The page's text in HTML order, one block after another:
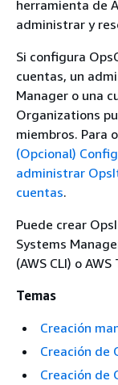
herramienta de
administrar y
Si configura
cuentas, un
Manager o una
Organizations
miembros. Para
(Opcional)
administrar
cuentas.
Puede crear
Systems
(AWS CLI) o
Temas
Creación
Creación de
Creación de